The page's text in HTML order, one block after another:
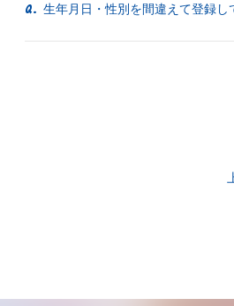
Q. 生年月日・性別を間違えて登録し